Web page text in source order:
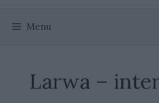
Menu
Larwa –